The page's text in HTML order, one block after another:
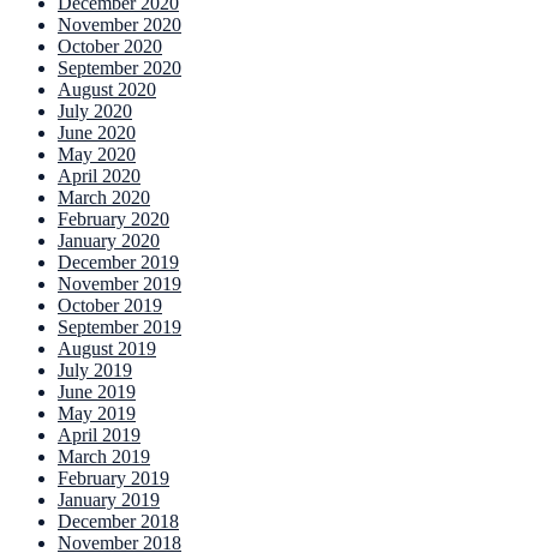
November 2020
October 2020
September 2020
August 2020
July 2020
June 2020
May 2020
April 2020
March 2020
February 2020
January 2020
December 2019
November 2019
October 2019
September 2019
August 2019
July 2019
June 2019
May 2019
April 2019
March 2019
February 2019
January 2019
December 2018
November 2018